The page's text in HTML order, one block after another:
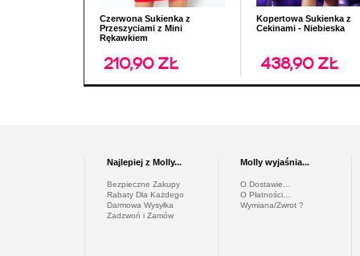
Czerwona Sukienka z
Przeszyciami z Mini
Rękawkiem
210,90 zł
Kopertowa Sukienka z
Cekinami - Niebieska
438,90 zł
Najlepiej z Molly...
Bezpieczne Zakupy
Rabaty Dla Każdego
Darmowa Wysyłka
Zadzwoń i Zamów
Molly wyjaśnia...
O Dostawie…
O Płatności…
Wymiana/Zwrot ?